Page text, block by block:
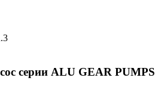
серии ALU GEAR PUMPS